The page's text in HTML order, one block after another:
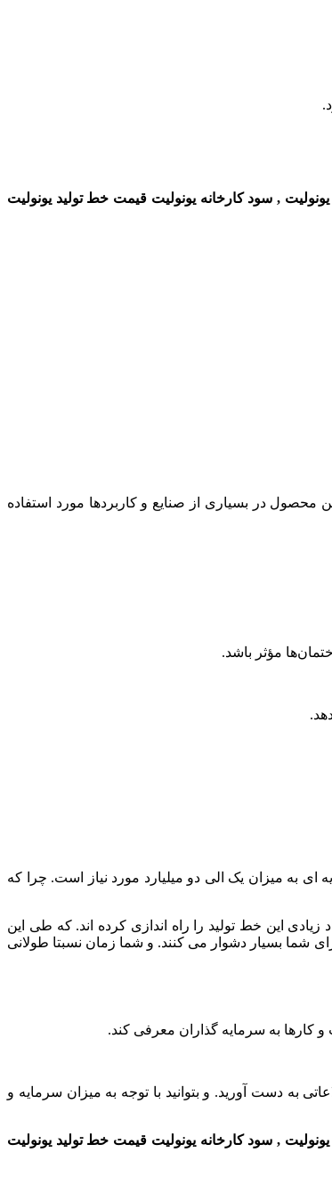
, سود کارخانه یونولیت قیمت خط تولید یونولیت
در بسیاری از صنایع و کاربردها مورد استفاده
مؤثر باشد.
های مختلف می توان تولید کرد به عنوان مثال با در نظر گرفتن زمینی به مساحت ۸۰۰ مترمربع سرمایه ای به میزان یک الی دو میلیارد مورد نیاز است. چرا که
این خط تولید را راه اندازی کرده اند. که طی این
شما بسیار دشوار می کنند. و شما زمان نسبتا طولانی
کارها به سرمایه گذاران معرفی کند.
به دست آورید. و بتوانید با توجه به میزان سرمایه و
, سود کارخانه یونولیت قیمت خط تولید یونولیت